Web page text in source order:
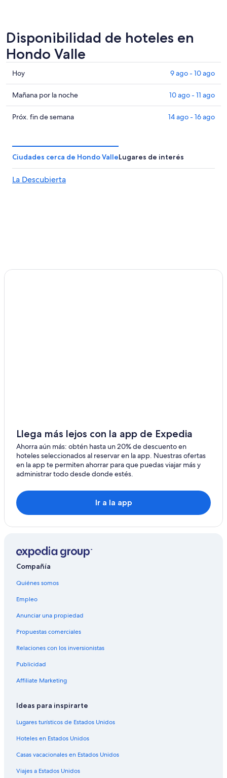
Disponibilidad de hoteles en
Hondo Valle
Consultar
precios
en
Hondo
Valle
9
ago
-
10
Hoy 9 ago - 10 ago
Consultar
precios
en
para
mañana
por
la
Mañana por la noche 10 ago - 11 ago
Consultar
Hondo
Valle
para
el
16
Próx. fin de semana 14 ago - 16 ago
Ciudades cerca de Hondo ValleLugares de interés
La Descubierta
Llega más lejos con la app de Expedia
Ahorra aún más: obtén hasta un 20% de descuento en
hoteles seleccionados al reservar en la app. Nuestras ofertas
en la app te permiten ahorrar para que puedas viajar más y
administrar todo desde donde estés.
Ir a la app
Compañía
Quiénes somos
Empleo
Anunciar una propiedad
Propuestas comerciales
Relaciones con los inversionistas
Publicidad
Affiliate Marketing
Ideas para inspirarte
Lugares turísticos de Estados Unidos
Hoteles en Estados Unidos
Casas vacacionales en Estados Unidos
Viajes a Estados Unidos